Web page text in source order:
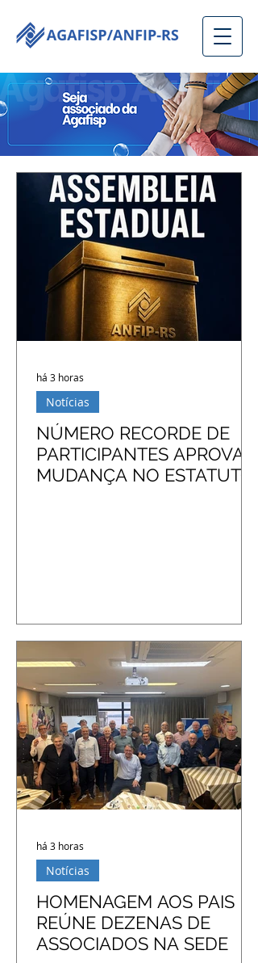
NÚMERO RECORDE DE
PARTICIPANTES APROVA
MUDANÇA NO ESTATUTO
Notícias
há 3 horas
HOMENAGEM AOS PAIS
REÚNE DEZENAS DE
ASSOCIADOS NA SEDE
Notícias
há 3 horas